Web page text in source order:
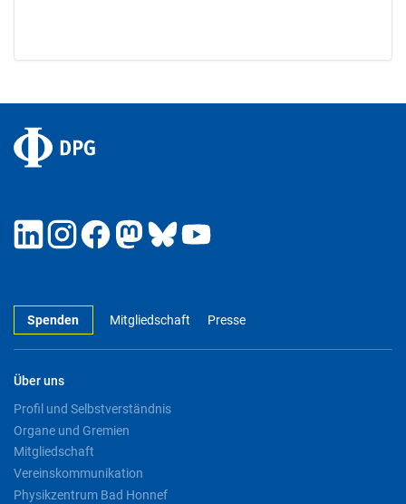
Spenden Mitgliedschaft Presse
Über uns
Profil und Selbstverständnis
Organe und Gremien
Mitgliedschaft
Vereinskommunikation
Physikzentrum Bad Honnef